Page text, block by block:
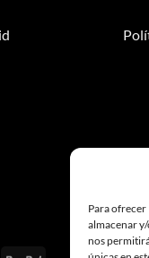
Para ofrecer
almacenar
nos